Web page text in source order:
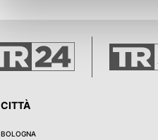
CITTÀ
BOLOGNA